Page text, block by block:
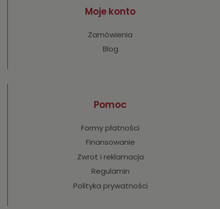
Moje konto
Zamówienia
Blog
Pomoc
Formy płatności
Finansowanie
Zwrot i reklamacja
Regulamin
Polityka prywatności